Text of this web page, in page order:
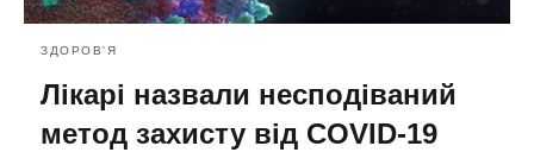
ЗДОРОВ'Я
Лікарі назвали несподіваний
метод захисту від COVID-19